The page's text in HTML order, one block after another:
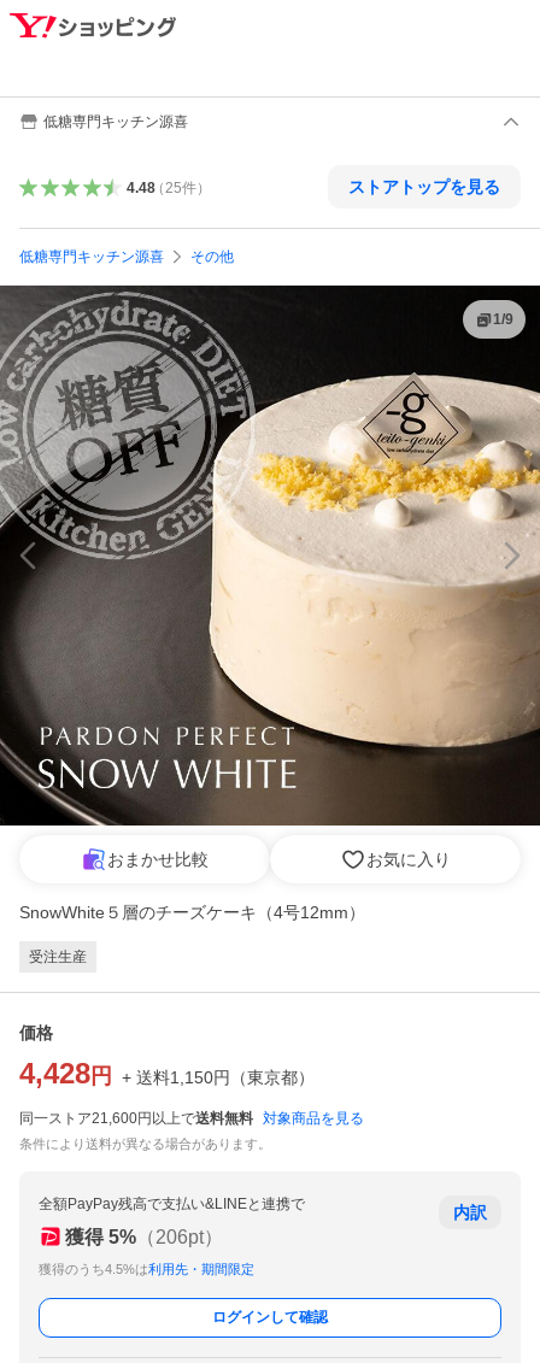
低糖専門キッチン源喜
4.48（ 25件） ストアトップを見る
低糖専門キッチン源喜 その他
1/9
おまかせ比較 お気に入り
SnowWhite５層のチーズケーキ（4号12mm）
受注生産
価格
4,428 円 + 送料1,150円 （東京都）
同一ストア21,600円以上で送料無料 対象商品を見る
条件により送料が異なる場合があります。
全額PayPay残高で支払い&LINEと連携で
獲得 5% （206pt）
獲得のうち4.5%は利用先・期間限定
内訳
ログインして確認